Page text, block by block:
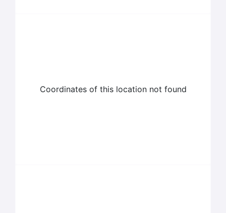
Coordinates of this location not found